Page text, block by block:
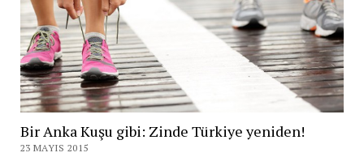
Bir Anka Kuşu gibi: Zinde Türkiye yeniden!
23 MAYIS 2015